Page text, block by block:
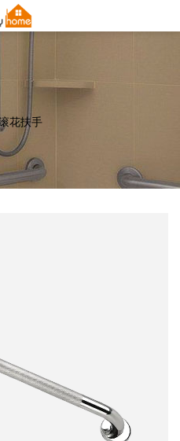
花扶手